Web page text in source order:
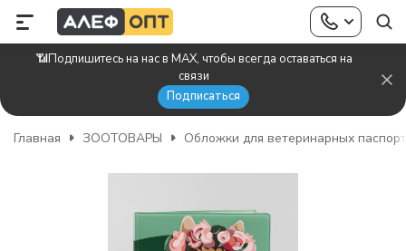
📶Подпишитесь на нас в MAX, чтобы всегда оставаться на
связи
Подписаться
Главная ЗООТОВАРЫ Обложки для ветеринарных